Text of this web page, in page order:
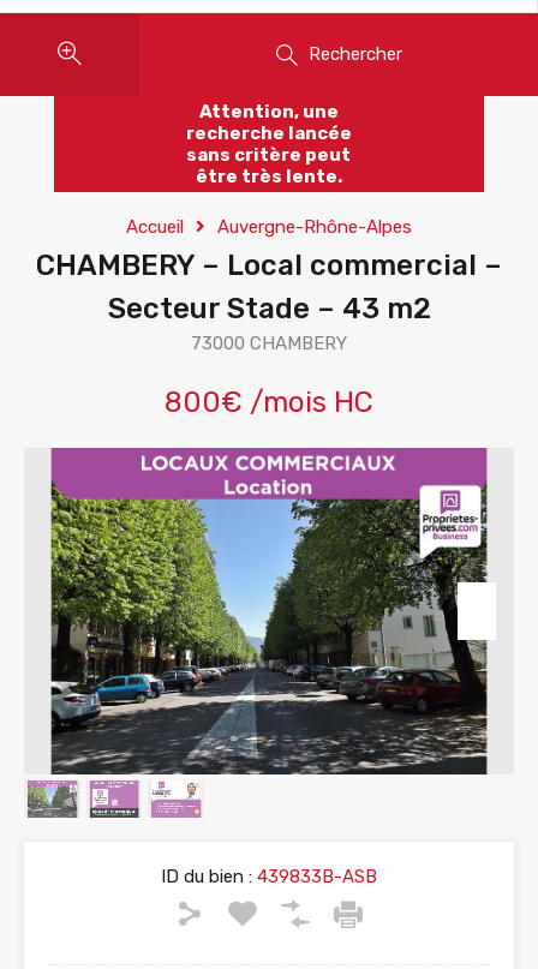
Rechercher
Attention, une
recherche lancée
sans critère peut
être très lente.
Accueil Auvergne-Rhône-Alpes
CHAMBERY – Local commercial –
Secteur Stade – 43 m2
73000 CHAMBERY
800€ /mois HC
ID du bien : 439833B-ASB